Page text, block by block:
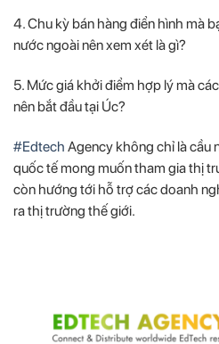
4. Chu kỳ bán hàng điển hình mà
nước ngoài nên xem xét là gì?
5. Mức giá khởi điểm hợp lý mà
nên bắt đầu tại Úc?
#Edtech Agency không chỉ là cầu
quốc tế mong muốn tham gia thị
còn hướng tới hỗ trợ các doanh
ra thị trường thế giới.